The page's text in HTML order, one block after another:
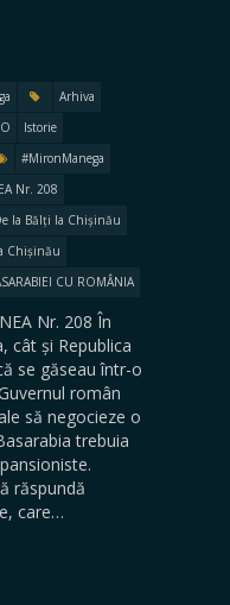
Arhiva
Istorie
#MironManega
Nr. 208
la Bălți la Chișinău
Chișinău
CU ROMÂNIA
Nr. 208 În
cât și Republica
se găseau într-o
român
să negocieze o
trebuia
răspundă
care…